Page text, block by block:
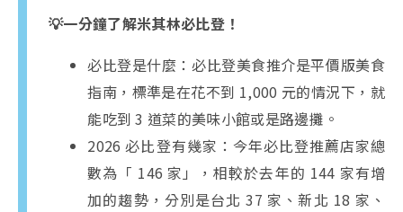
💡一分鐘了解米其林必比登！
必比登是什麼：必比登美食推介是平價版美食
指南，標準是在花不到 1,000 元的情況下，就
能吃到 3 道菜的美味小館或是路邊攤。
2026 必比登有幾家：今年必比登推薦店家總
數為「 146 家」，相較於去年的 144 家有增
加的趨勢，分別是台北 37 家、新北 18 家、